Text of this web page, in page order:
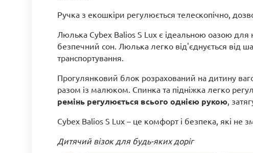
Ручка з екошкіри регулюється телескопічно,
Люлька Cybex Balios S Lux є ідеальною оазою
безпечний сон. Люлька легко від'єднується від
транспортування.
Прогулянковий блок розрахований на дитину
разом із малюком. Спинка та підніжка легко
ремінь регулюється всього однією рукою ,
Cybex Balios S Lux – це комфорт і безпека, які не
Дитячий візок для будь-яких доріг